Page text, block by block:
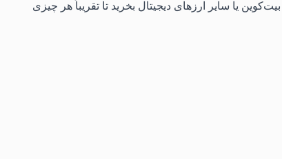
یا سایر ارزهای دیجیتال بخرید تا تقریباً هر چیزی